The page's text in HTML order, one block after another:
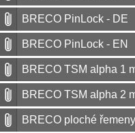
BRECO PinLock - DE
BRECO PinLock - EN
BRECO TSM alpha 1
BRECO TSM alpha 2
BRECO ploché